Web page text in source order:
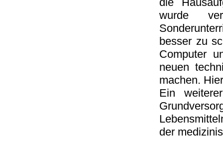
wurde
besser zu
Computer
neuen
machen.
Ein
der